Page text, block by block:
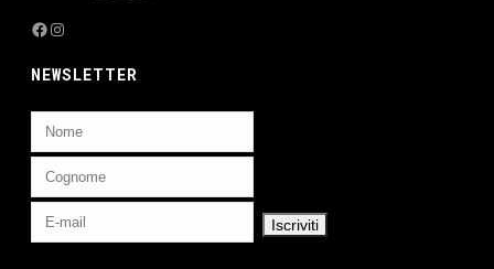
Facebook
Instagram
NEWSLETTER